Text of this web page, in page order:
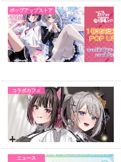
ポップアップストア
コラボカフェ
ニュース